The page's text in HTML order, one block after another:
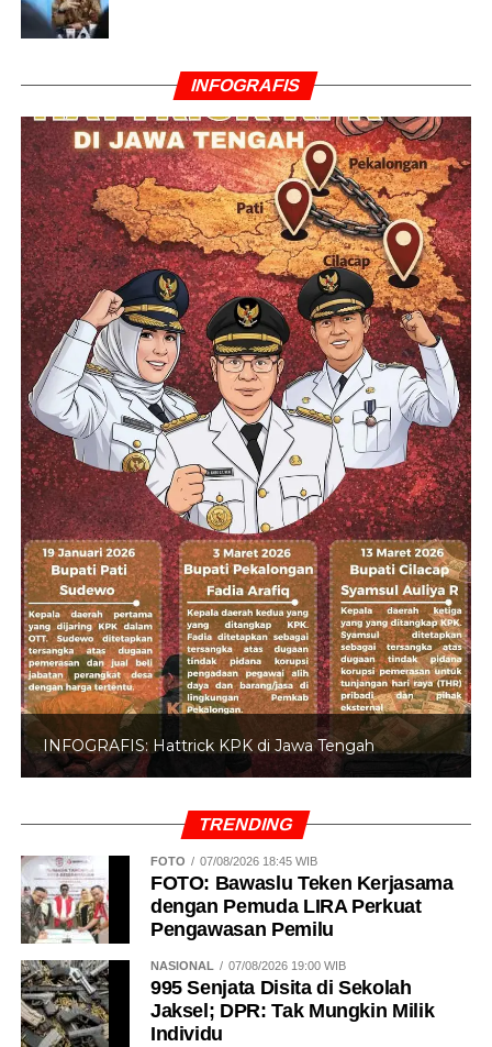
INFOGRAFIS
INFOGRAFIS: Hattrick KPK di Jawa Tengah
TRENDING
FOTO 07/08/2026 18:45 WIB
FOTO: Bawaslu Teken Kerjasama
dengan Pemuda LIRA Perkuat
Pengawasan Pemilu
NASIONAL 07/08/2026 19:00 WIB
995 Senjata Disita di Sekolah
Jaksel; DPR: Tak Mungkin Milik
Individu